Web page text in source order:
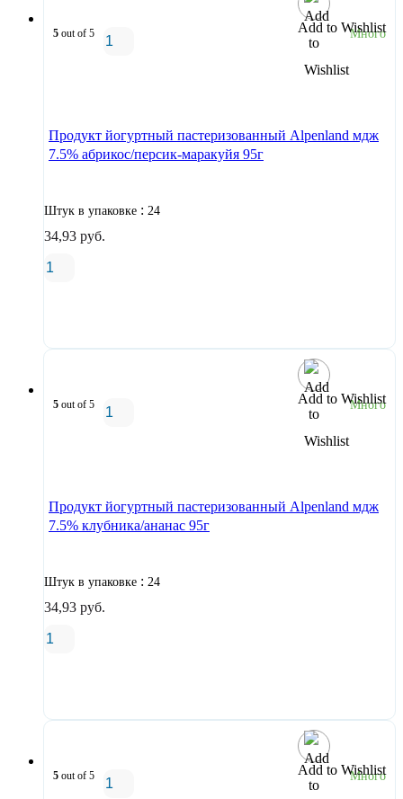
Add to Wishlist
5 out of 5 Много
Продукт йогуртный пастеризованный Alpenland мдж
7.5% абрикос/персик-маракуйя 95г
Штук в упаковке : 24
34,93 руб.
Add to Wishlist
5 out of 5 Много
Продукт йогуртный пастеризованный Alpenland мдж
7.5% клубника/ананас 95г
Штук в упаковке : 24
34,93 руб.
Add to Wishlist
5 out of 5 Много